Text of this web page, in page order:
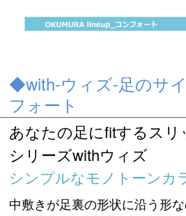
◆with-ウィズ-足のサ
フォート
あなたの足にfitするスリ
シリーズwithウィズ
シンプルなモノトーンカ
中敷きが足裏の形状に沿う形